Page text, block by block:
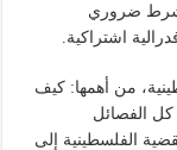
شرط ضروري
اشتراكية.
من أهمها: كيف
كل الفصائل
الفلسطينية إلى